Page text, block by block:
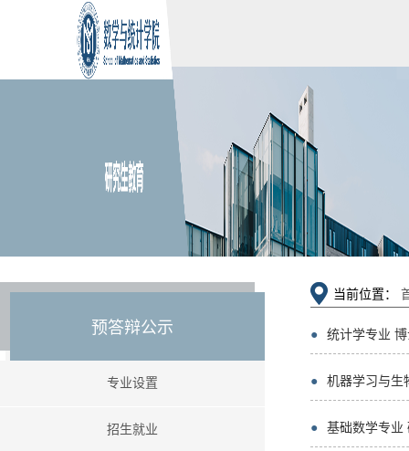
预答辩公示
专业设置
招生就业
当前位置：
● 统计学专业
● 机器学习与生
● 基础数学专业